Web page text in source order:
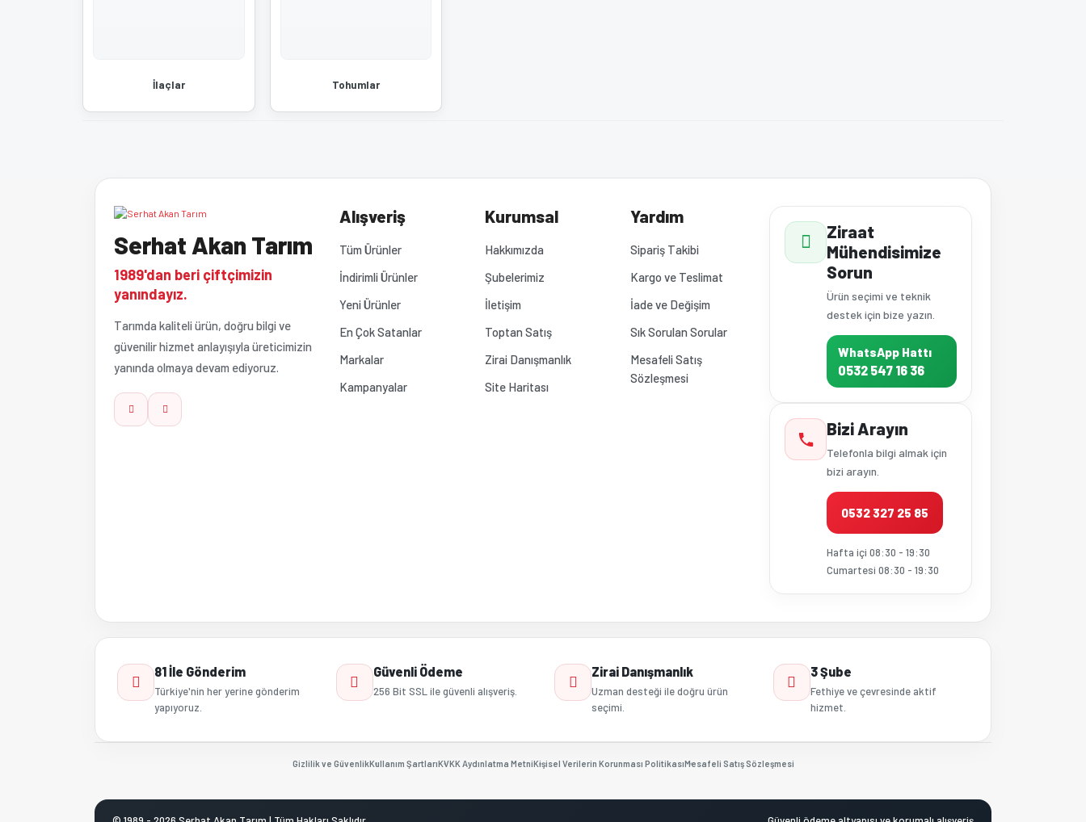
İlaçlar Tohumlar
Serhat Akan Tarım
1989'dan beri çiftçimizin
yanındayız.
Tarımda kaliteli ürün, doğru bilgi ve
güvenilir hizmet anlayışıyla üreticimizin
yanında olmaya devam ediyoruz.
Alışveriş
Tüm Ürünler
İndirimli Ürünler
Yeni Ürünler
En Çok Satanlar
Markalar
Kampanyalar
Kurumsal
Hakkımızda
Şubelerimiz
İletişim
Toptan Satış
Zirai Danışmanlık
Site Haritası
Yardım
Sipariş Takibi
Kargo ve Teslimat
İade ve Değişim
Sık Sorulan Sorular
Mesafeli Satış
Sözleşmesi
Ziraat
Mühendisimize
Sorun
Ürün seçimi ve teknik
destek için bize yazın.
WhatsApp Hattı
0532 547 16 36
Bizi Arayın
Telefonla bilgi almak için
bizi arayın.
0532 327 25 85
Hafta içi 08:30 - 19:30
Cumartesi 08:30 - 19:30
81 İle Gönderim
Türkiye'nin her yerine gönderim
yapıyoruz.
Güvenli Ödeme
256 Bit SSL ile güvenli alışveriş.
Zirai Danışmanlık
Uzman desteği ile doğru ürün
seçimi.
3 Şube
Fethiye ve çevresinde aktif
hizmet.
Gizlilik ve GüvenlikKullanım ŞartlarıKVKK Aydınlatma MetniKişisel Verilerin Korunması PolitikasıMesafeli Satış Sözleşmesi